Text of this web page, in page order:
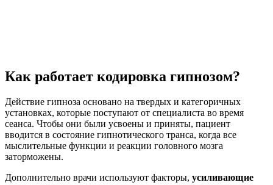
Как работает кодировка гипнозом?
Действие гипноза основано на твердых и категоричных
установках, которые поступают от специалиста во время
сеанса. Чтобы они были усвоены и приняты, пациент
вводится в состояние гипнотического транса, когда все
мыслительные функции и реакции головного мозга
заторможены.
Дополнительно врачи используют факторы, усиливающие